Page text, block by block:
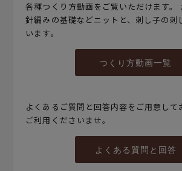
各種つくり方動画をご覧いただけます。
針編みの基礎などニットと、刺し子の刺
います。
つくり方動画一覧
よくあるご質問と回答内容をご用意して
ご利用くださいませ。
よくある質問と回答